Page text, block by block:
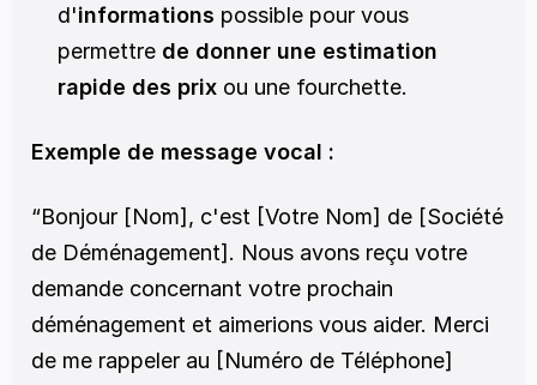
d'informations possible pour vous
permettre de donner une estimation
rapide des prix ou une fourchette.
Exemple de message vocal :
“Bonjour [Nom], c'est [Votre Nom] de [Société
de Déménagement]. Nous avons reçu votre
demande concernant votre prochain
déménagement et aimerions vous aider. Merci
de me rappeler au [Numéro de Téléphone]